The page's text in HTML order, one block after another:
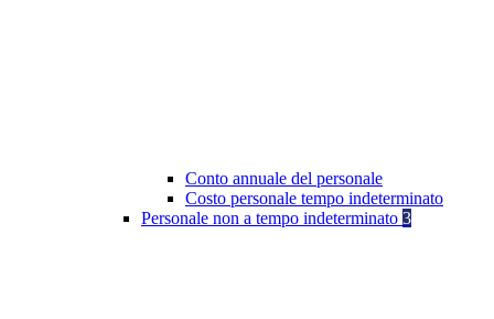
Conto annuale del personale
Costo personale tempo indeterminato
Personale non a tempo indeterminato 3